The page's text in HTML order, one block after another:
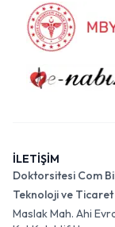
İLETİŞİM
Doktorsitesi Com
Teknoloji ve Ticaret
Maslak Mah. Ahi